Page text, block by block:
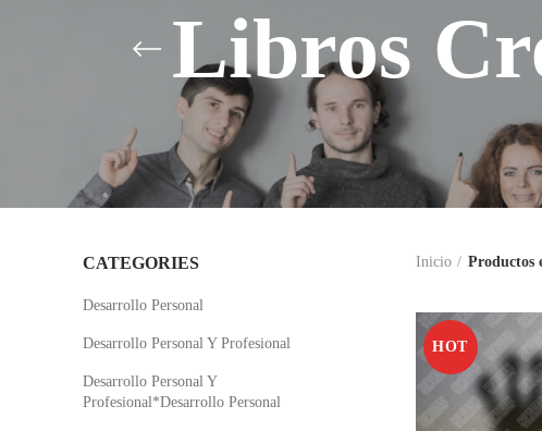
Libros
Inicio Productos
HOT
CATEGORIES
Desarrollo Personal
Desarrollo Personal Y Profesional
Desarrollo Personal Y
Profesional*Desarrollo Personal